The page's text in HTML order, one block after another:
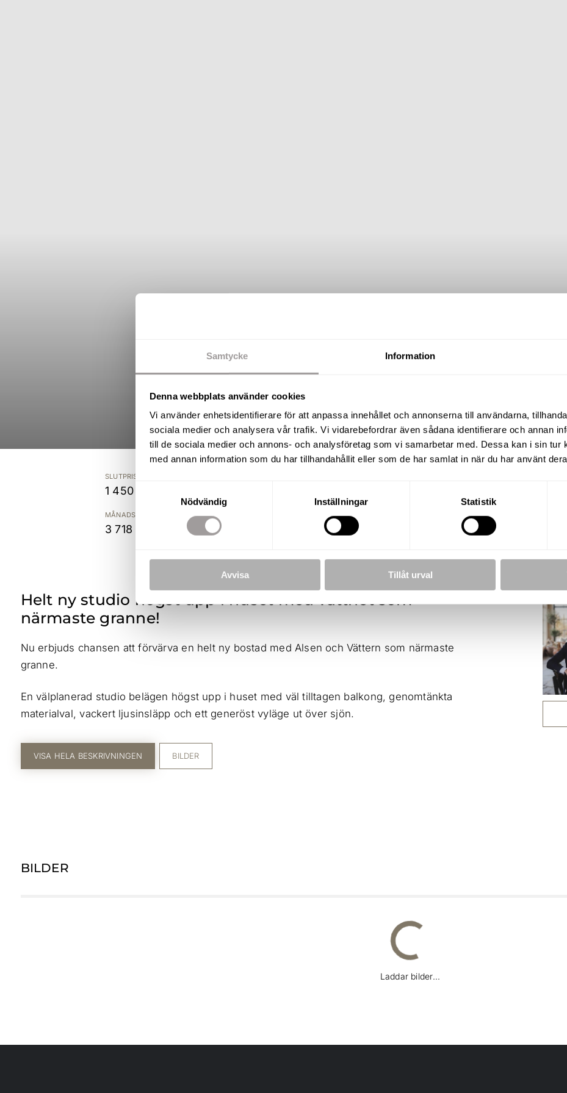
Samtycke Information
Denna webbplats använder cookies
Vi använder enhetsidentifierare för att anpassa innehållet och annonserna till användarna,
sociala medier och analysera vår trafik. Vi vidarebefordrar även sådana identifierare och annan
till de sociala medier och annons- och analysföretag som vi samarbetar med. Dessa kan i sin tur
med annan information som du har tillhandahållit eller som de har samlat in när du har använt
Nödvändig
Inställningar Statistik
Avvisa Tillåt urval
Trädgårdsgatan 4, Askersund
SLUTPRIS
1 450 000 kr
MÅNADSAVGIFT
3 718 kr
UPPLÅTELSEFORM
Bostadsrätt
Helt ny studio högst upp i huset med vattnet som
närmaste granne!
Nu erbjuds chansen att förvärva en helt ny bostad med Alsen och Vättern som närmaste
granne.
En välplanerad studio belägen högst upp i huset med väl tilltagen balkong, genomtänkta
materialval, vackert ljusinsläpp och ett generöst vyläge ut över sjön.
VISA HELA BESKRIVNINGEN BILDER
BILDER
Laddar bilder...